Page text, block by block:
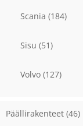
Scania (184)
Sisu (51)
Volvo (127)
Päällirakenteet (46)